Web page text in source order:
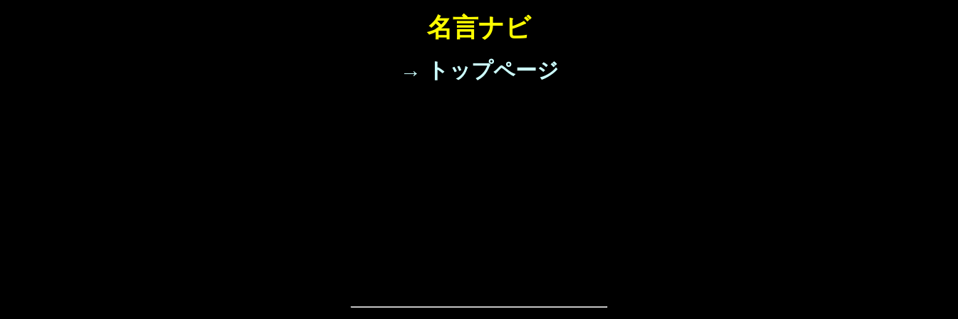
名言ナビ
→ トップページ